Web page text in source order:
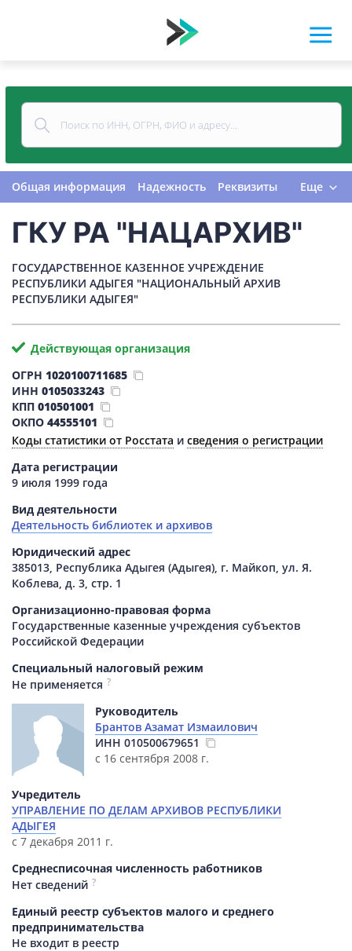
Общая информация Надежность
Реквизиты
Финансовая отчетность
Руководитель
Долги
Налоги и сборы История изменений
Еще
ГКУ РА "НАЦАРХИВ"
ГОСУДАРСТВЕННОЕ КАЗЕННОЕ УЧРЕЖДЕНИЕ
РЕСПУБЛИКИ АДЫГЕЯ "НАЦИОНАЛЬНЫЙ АРХИВ
РЕСПУБЛИКИ АДЫГЕЯ"
Действующая организация
ОГРН 1020100711685
ИНН 0105033243
КПП 010501001
ОКПО 44555101
Коды статистики от Росстата и сведения о регистрации
Дата регистрации
9 июля 1999 года
Вид деятельности
Деятельность библиотек и архивов
Юридический адрес
385013, Республика Адыгея (Адыгея), г. Майкоп, ул. Я.
Коблева, д. 3, стр. 1
Организационно-правовая форма
Государственные казенные учреждения субъектов
Российской Федерации
Специальный налоговый режим
Не применяется ?
Руководитель
Брантов Азамат Измаилович
ИНН 010500679651
с 16 сентября 2008 г.
Учредитель
УПРАВЛЕНИЕ ПО ДЕЛАМ АРХИВОВ РЕСПУБЛИКИ
АДЫГЕЯ
с 7 декабря 2011 г.
Среднесписочная численность работников
Нет сведений ?
Единый реестр субъектов малого и среднего
предпринимательства
Не входит в реестр